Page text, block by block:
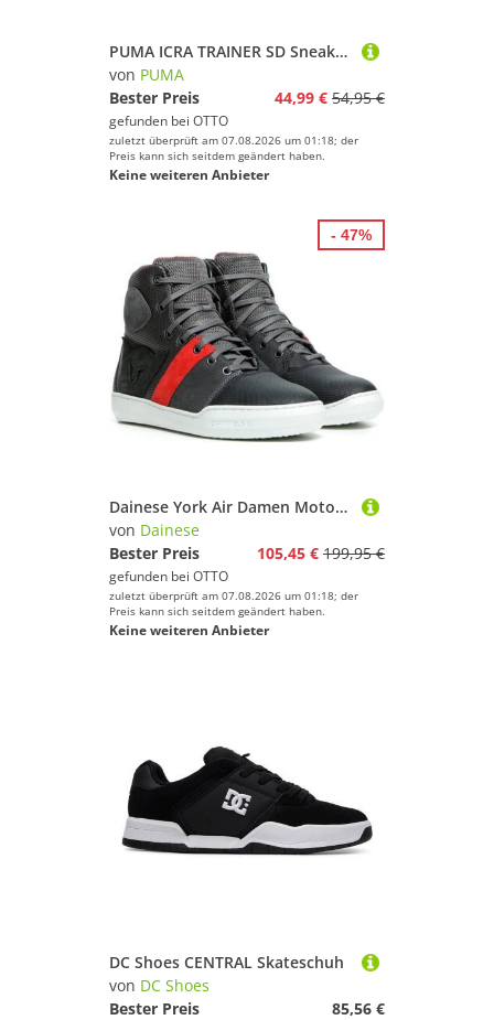
PUMA ICRA TRAINER SD Sneaker aus Leder, atmungsaktiv, mit SOFTFOAM+ Dämpfung
von PUMA
Bester Preis
44,99 € 54,95 €
gefunden bei OTTO
zuletzt überprüft am 07.08.2026 um 01:18; der
Preis kann sich seitdem geändert haben.
Keine weiteren Anbieter
Dainese York Air Damen Motorradschuhe Motorradstiefel perforiert
von Dainese
Bester Preis
105,45 € 199,95 €
gefunden bei OTTO
zuletzt überprüft am 07.08.2026 um 01:18; der
Preis kann sich seitdem geändert haben.
Keine weiteren Anbieter
- 47%
DC Shoes CENTRAL Skateschuh
von DC Shoes
Bester Preis
85,56 €